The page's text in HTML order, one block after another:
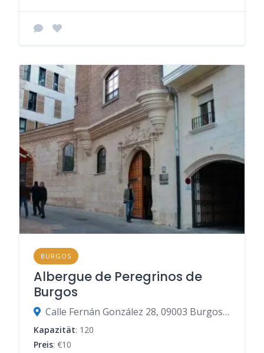
BURGOS
Albergue de Peregrinos de
Burgos
Calle Fernán González 28, 09003 Burgos, Burgos, Spanien
Kapazität: 120
Preis: €10